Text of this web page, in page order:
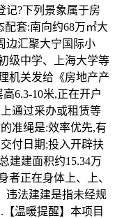
记?下列景象属于房
套:南向约68万㎡大
边汇聚大宁国际小
级中学、上海大学等
机关发给《房地产产
6.3-10米,正在开户
通过采办或租赁等
准绳是:效率优先,有
付日期;投入开辟扶
建建面积约15.34万
者正在身体上、上、
违法建建是指未经规
温暖提醒】本项目